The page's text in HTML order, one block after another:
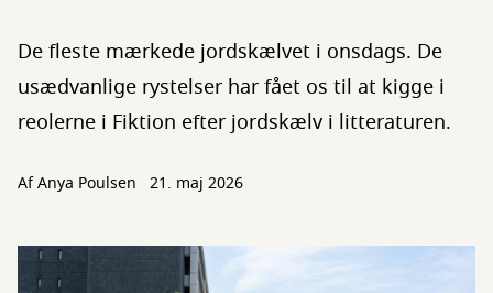
De fleste mærkede jordskælvet i onsdags. De
usædvanlige rystelser har fået os til at kigge i
reolerne i Fiktion efter jordskælv i litteraturen.
AfAnya Poulsen 21. maj 2026